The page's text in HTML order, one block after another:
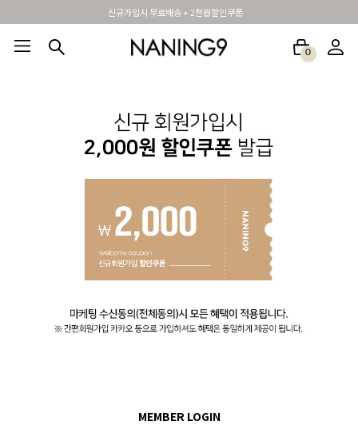
신규가입시 무료배송 + 2천원할인쿠폰
0
MEMBER LOGIN